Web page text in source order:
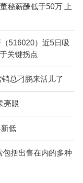
秘薪酬低于50万 上
516020）近5日吸
关键拐点
销总刁鹏来活儿了
亮眼
低
包括出售在内的多种